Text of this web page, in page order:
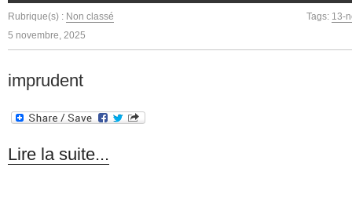
Rubrique(s) : Non classé Tags: 13-
5 novembre, 2025
imprudent
Lire la suite...